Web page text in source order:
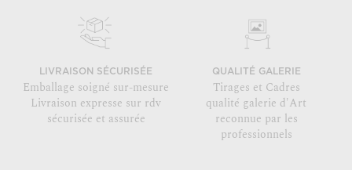
LIVRAISON SÉCURISÉE
Emballage soigné sur-mesure
Livraison expresse sur rdv
sécurisée et assurée
QUALITÉ GALERIE
Tirages et Cadres
qualité galerie d'Art
reconnue par les
professionnels